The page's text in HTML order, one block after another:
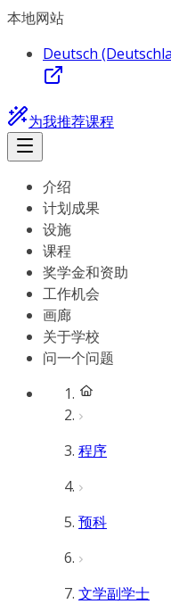
本地网站
Deutsch
为我推荐课程
介绍
计划成果
设施
课程
奖学金和资助
工作机会
画廊
关于学校
问一个问题
程序
预科
文学副学士